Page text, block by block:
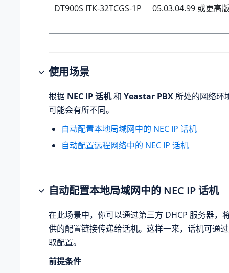
DT900S ITK-32TCGS-1P 05.03.04.99 或更高
使用场景
根据 NEC IP 话机和 Yeastar PBX 所处的网络环
可能会有所不同。
自动配置本地局域网中的 NEC IP 话机
自动配置远程网络中的 NEC IP 话机
自动配置本地局域网中的 NEC IP 话机
在此场景中，你可以通过第三方 DHCP 服务器，
供的配置链接传递给话机。这样一来，话机可通
取配置。
前提条件